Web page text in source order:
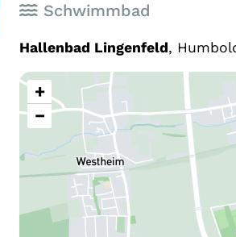
Schwimmbad
Hal­len­bad Lin­gen­feld,
+
−